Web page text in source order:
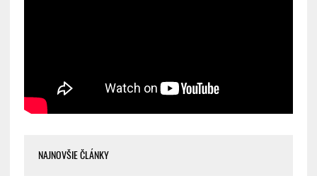
NAJNOVŠIE ČLÁNKY